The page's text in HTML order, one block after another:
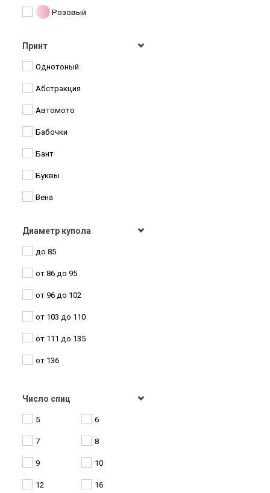
Morris & Co
Unipro
Vento
Zest
Розовый
Бежевый
Серебристый
Золотой
Мультиколор
Разноцветный
Принт
Однотоный
Абстракция
Автомото
Бабочки
Бант
Буквы
Вена
Диаметр купола
до 85
от 86 до 95
от 96 до 102
от 103 до 110
от 111 до 135
от 136
Число спиц
5 6
7 8
9 10
12 16